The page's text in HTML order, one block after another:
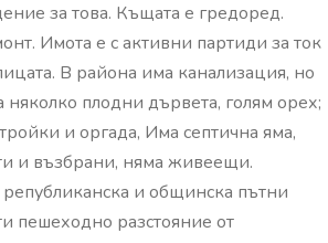
за това. Къщата е гредоред.
Имота е с активни партиди за ток
В района има канализация, но
плодни дървета, голям орех;
и оргада, Има септична яма,
и възбрани, няма живеещи.
и общинска пътни
пешеходно разстояние от